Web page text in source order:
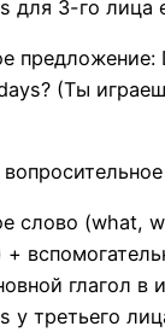
для 3-го лица
предложение:
(Ты
слово (what,
глагол в
у третьего